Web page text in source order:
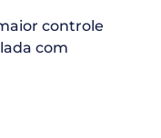
controle
com